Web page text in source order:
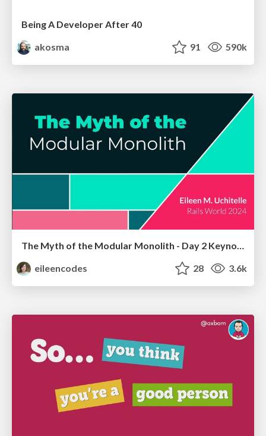
Being A Developer After 40
akosma
91 590k
The Myth of the Modular Monolith - Day 2 Keynote - Rails World 2024
eileencodes
28 3.6k